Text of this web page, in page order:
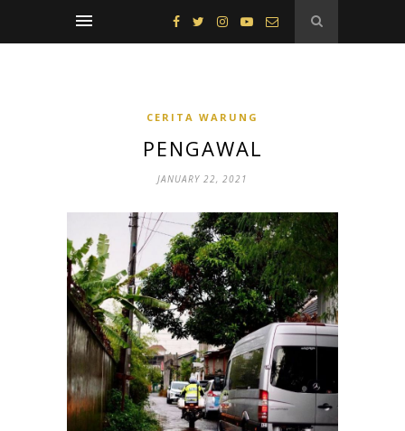
CERITA WARUNG
PENGAWAL
JANUARY 22, 2021